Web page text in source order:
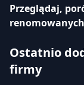
Przeglądaj,
Ostatnio
firmy